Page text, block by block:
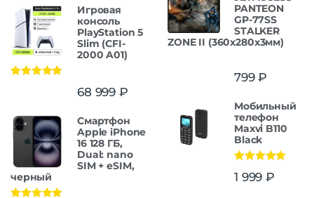
Игровая
консоль
PlayStation 5
Slim (CFI-
2000 A01)
68 999 ₽
Смартфон
Apple iPhone
16 128 ГБ,
Dual: nano
SIM + eSIM,
черный
PANTEON
GP-77SS
STALKER
ZONE II (360x280x3мм)
799₽
Мобильный
телефон
Maxvi B110
Black
из 5
1 999 ₽